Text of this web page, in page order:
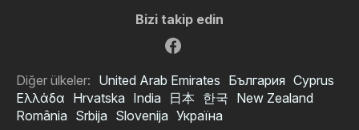
Bizi takip edin
Diğer ülkeler: United Arab Emirates България Cyprus
Ελλάδα Hrvatska India 日本 한국 New Zealand
România Srbija Slovenija Україна